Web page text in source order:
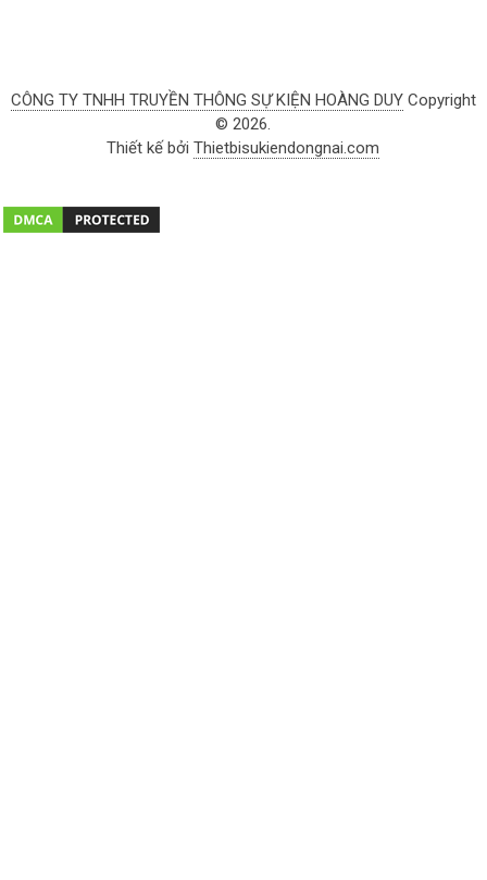
CÔNG TY TNHH TRUYỀN THÔNG SỰ KIỆN HOÀNG DUYCopyright
© 2026.
Thiết kế bởiThietbisukiendongnai.com